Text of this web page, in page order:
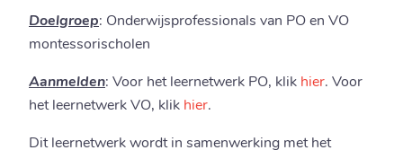
Doelgroep: Onderwijsprofessionals van PO en VO
montessorischolen
Aanmelden: Voor het leernetwerk PO, klik hier. Voor
het leernetwerk VO, klik hier.
Dit leernetwerk wordt in samenwerking met het